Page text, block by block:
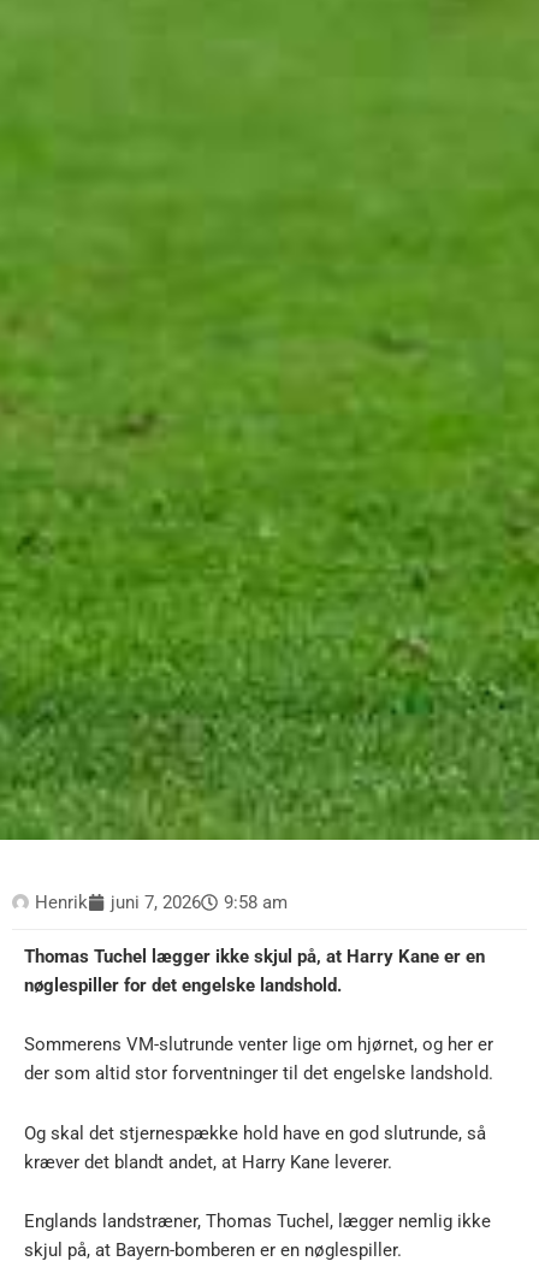
Henrik juni 7, 2026 9:58 am
Thomas Tuchel lægger ikke skjul på, at Harry Kane er en
nøglespiller for det engelske landshold.
Sommerens VM-slutrunde venter lige om hjørnet, og her er
der som altid stor forventninger til det engelske landshold.
Og skal det stjernespække hold have en god slutrunde, så
kræver det blandt andet, at Harry Kane leverer.
Englands landstræner, Thomas Tuchel, lægger nemlig ikke
skjul på, at Bayern-bomberen er en nøglespiller.